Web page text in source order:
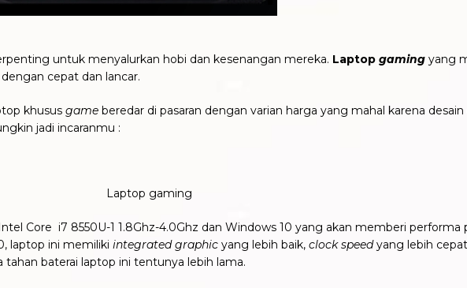
untuk menyalurkan hobi dan kesenangan mereka. Laptop gaming yang
dengan cepat dan lancar.
khusus game beredar di pasaran dengan varian harga yang mahal karena
jadi incaranmu :
Core i7 8550U-1 1.8Ghz-4.0Ghz dan Windows 10 yang akan memberi performa
laptop ini memiliki integrated graphic yang lebih baik, clock speedyang lebih
tahan baterai laptop ini tentunya lebih lama.